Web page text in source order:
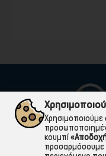
κουμπί
προσαρμόσουμε